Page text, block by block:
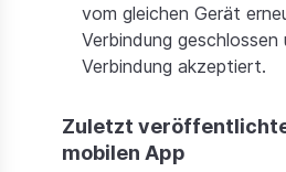
vom gleichen Gerät
Verbindung geschlossen
Verbindung akzeptiert.
Zuletzt
mobilen App